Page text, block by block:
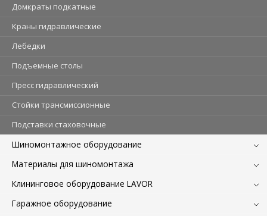
Домкраты подкатные
Краны гидравлические
Лебедки
Подъемные столы
Пресс гидравлический
Стойки трансмиссионные
Подставки стаховочные
Шиномонтажное оборудование
Материалы для шиномонтажа
Клининговое оборудование LAVOR
Гаражное оборудование